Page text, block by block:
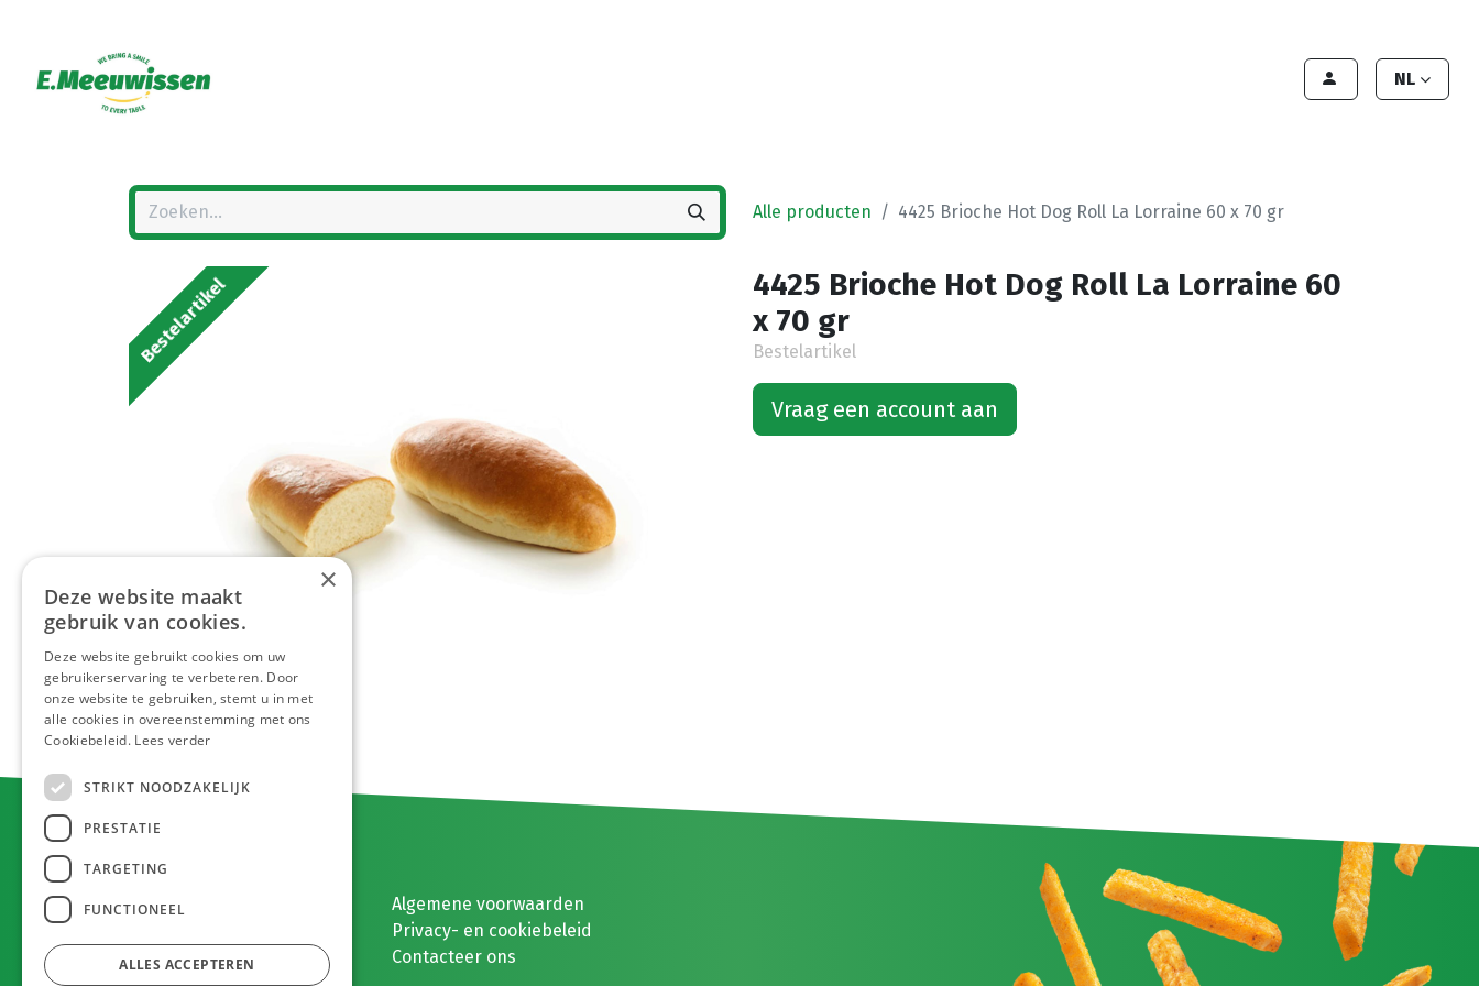
NL
Alle producten 4425 Brioche Hot Dog Roll La Lorraine 60 x 70 gr
Bestelartikel
4425 Brioche Hot Dog Roll La Lorraine 60
x 70 gr
Bestelartikel
Vraag een account aan
E. MEEUWISSEN BV
Gaston Eyskenslaan 2
3900 Pelt, België
Algemene voorwaarden
Privacy- en cookiebeleid
Contacteer ons
×
Deze website maakt
gebruik van cookies.
Deze website gebruikt cookies om uw
gebruikerservaring te verbeteren. Door
onze website te gebruiken, stemt u in met
alle cookies in overeenstemming met ons
Cookiebeleid. Lees verder
STRIKT NOODZAKELIJK
PRESTATIE
TARGETING
FUNCTIONEEL
ALLES ACCEPTEREN